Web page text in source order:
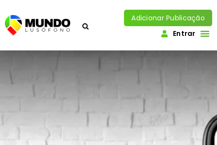
Adicionar Publicação
Entrar